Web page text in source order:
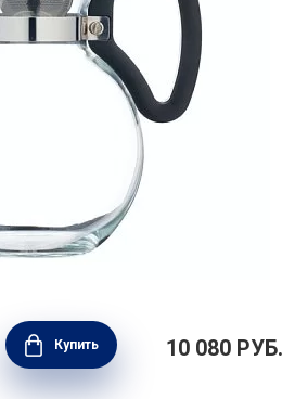
пуровер для меденного
кофе 1,1 л, стекло, Kitchen
LCSLOWBREW
Купить 10 080 РУБ.